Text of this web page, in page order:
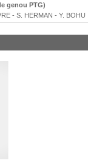
genou PTG)
- S. HERMAN - Y. BOHU